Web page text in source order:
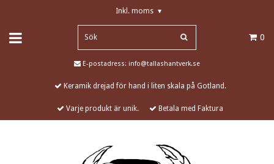
Inkl. moms ▾
0
E-postadress: info@tallashantverk.se
Keramik drejad för hand i liten skala på Gotland.
Varje produkt är unik. Betala med Faktura